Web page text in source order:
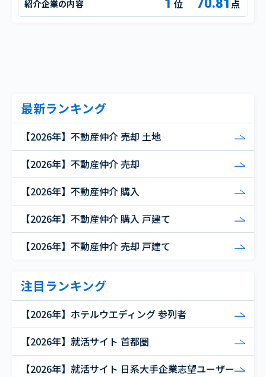
紹介企業の内容 1 70.81 点
最新ランキング
【2026年】不動産仲介 売却 土地
【2026年】不動産仲介 売却
【2026年】不動産仲介 購入
【2026年】不動産仲介 購入 戸建て
【2026年】不動産仲介 売却 戸建て
注目ランキング
【2026年】ホテルウエディング 参列者
【2026年】就活サイト 首都圏
【2026年】就活サイト 日系大手企業志望ユーザー